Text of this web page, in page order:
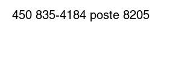
450 835-4184 poste 8205